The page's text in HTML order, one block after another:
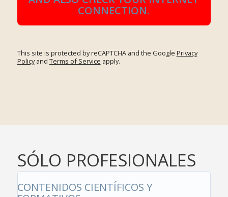
CONNECTION.
This site is protected by reCAPTCHA and the Google Privacy
Policyand Terms of Service apply.
SÓLO PROFESIONALES
CONTENIDOS CIENTÍFICOS Y